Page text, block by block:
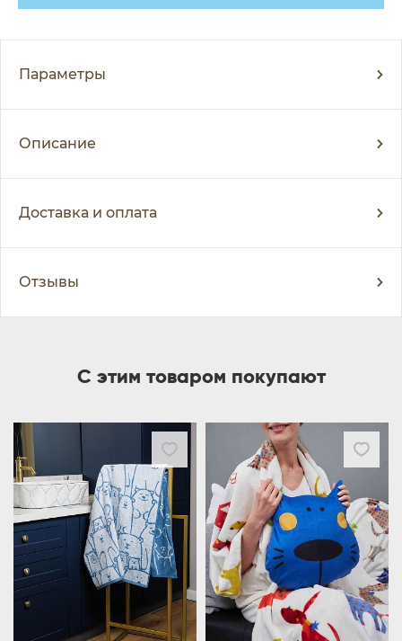
Параметры
Описание
Доставка и оплата
Отзывы
С этим товаром покупают